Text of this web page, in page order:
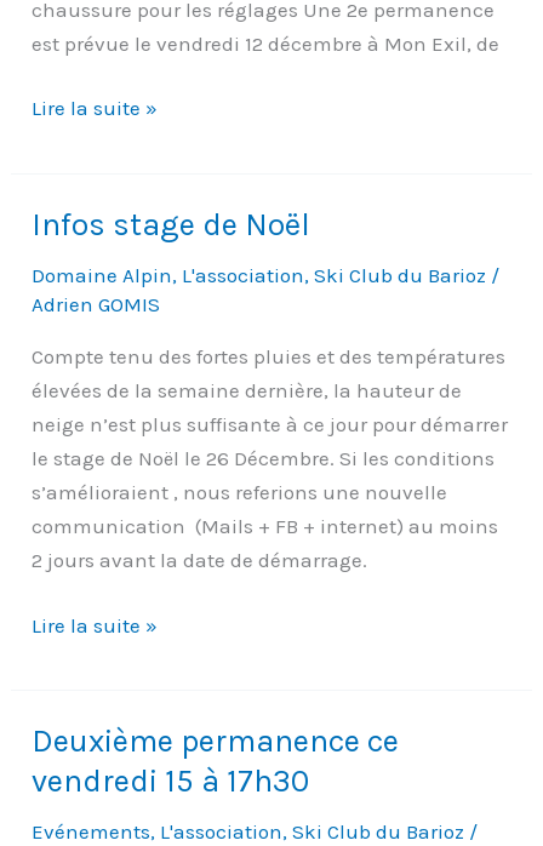
chaussure pour les réglages Une 2e permanence
est prévue le vendredi 12 décembre à Mon Exil, de
Permanence
de
la
saison
2025-
Lire la suite »
Infos stage de Noël
Domaine Alpin, L'association,Ski Club du Barioz /
Adrien GOMIS
Compte tenu des fortes pluies et des températures
élevées de la semaine dernière, la hauteur de
neige n’est plus suffisante à ce jour pour démarrer
le stage de Noël le 26 Décembre. Si les conditions
s’amélioraient , nous referions une nouvelle
communication (Mails + FB + internet) au moins
2 jours avant la date de démarrage.
Infos
Noël
Lire la suite »
Deuxième permanence ce
vendredi 15 à 17h30
Evénements, L'association,Ski Club du Barioz /